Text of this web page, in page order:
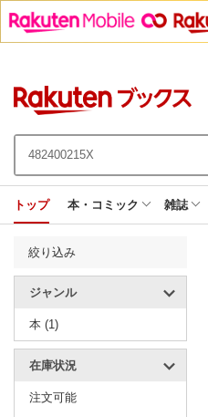
トップ 本・コミック 雑誌
絞り込み
ジャンル
本 (1)
在庫状況
注文可能